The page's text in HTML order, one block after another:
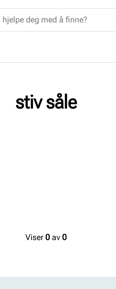
stiv såle
Viser0av 0